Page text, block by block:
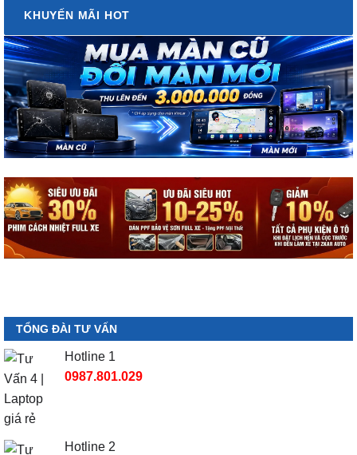
KHUYẾN MÃI HOT
TỔNG ĐÀI TƯ VẤN
Hotline 1
0987.801.029
Hotline 2